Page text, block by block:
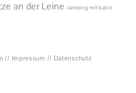
an der Leine camping mit katze
// Impressum // Datenschutz